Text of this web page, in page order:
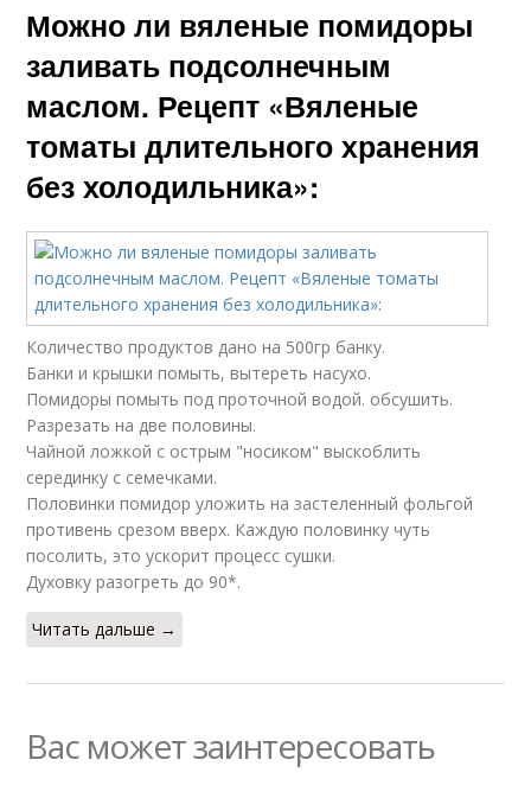
Можно ли вяленые помидоры
заливать подсолнечным
маслом. Рецепт «Вяленые
томаты длительного хранения
без холодильника»:
Количество продуктов дано на 500гр банку.
Банки и крышки помыть, вытереть насухо.
Помидоры помыть под проточной водой. обсушить.
Разрезать на две половины.
Чайной ложкой с острым "носиком" выскоблить
серединку с семечками.
Половинки помидор уложить на застеленный фольгой
противень срезом вверх. Каждую половинку чуть
посолить, это ускорит процесс сушки.
Духовку разогреть до 90*.
Читать дальше →
Вас может заинтересовать